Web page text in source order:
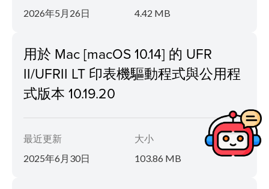
2026年5月26日
4.42 MB
用於 Mac [macOS 10.14] 的 UFR
II/UFRII LT 印表機驅動程式與公用程
式版本 10.19.20
最近更新
2025年6月30日
大小
103.86 MB